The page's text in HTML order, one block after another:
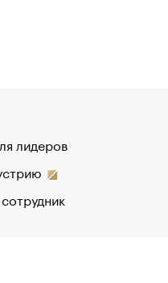
лидеров